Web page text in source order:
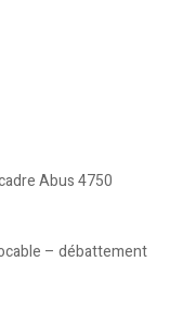
Abus 4750
– débattement